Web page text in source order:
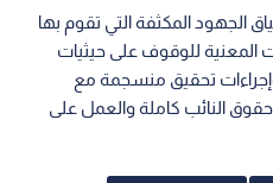
الجهود المكثفة التي تقوم بها
المعنية للوقوف على حيثيات
تحقيق منسجمة مع
حقوق النائب كاملة والعمل على